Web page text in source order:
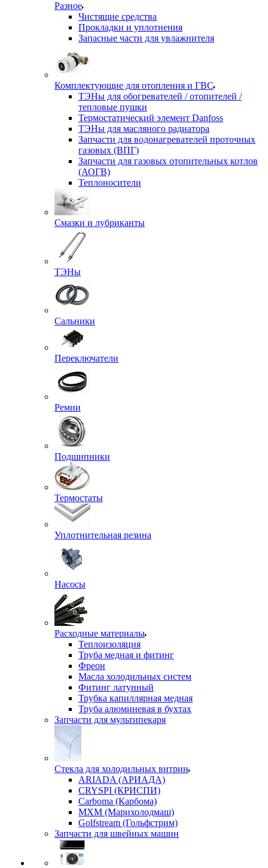
Разное
Чистящие средства
Прокладки и уплотнения
Запасные части для увлажнителя
Комплектующие для отопления и ГВС
ТЭНы для обогревателей / отопителей /
тепловые пушки
Термостатический элемент Danfoss
ТЭНы для масляного радиатора
Запчасти для водонагревателей проточных
газовых (ВПГ)
Запчасти для газовых отопительных котлов
(АОГВ)
Теплоносители
Смазки и лубриканты
ТЭНы
Сальники
Переключатели
Ремни
Подшипники
Термостаты
Уплотнительная резина
Насосы
Расходные материалы
Теплоизоляция
Труба медная и фитинг
Фреон
Масла холодильных систем
Фитинг латунный
Трубка капиллярная медная
Труба алюминевая в бухтах
Запчасти для мультипекаря
Стекла для холодильных витрин
ARIADA (АРИАДА)
CRYSPI (КРИСПИ)
Carboma (Карбома)
MXM (Марихолодмаш)
Golfstream (Гольфстрим)
Запчасти для швейных машин